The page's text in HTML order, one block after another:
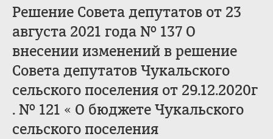
Решение Совета депутатов от 23
августа 2021 года № 137 О
внесении изменений в решение
Совета депутатов Чукальского
сельского поселения от 29.12.2020г
. № 121 « О бюджете Чукальского
сельского поселения